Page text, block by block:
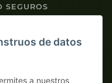
SEGUROS
de datos
a nuestros